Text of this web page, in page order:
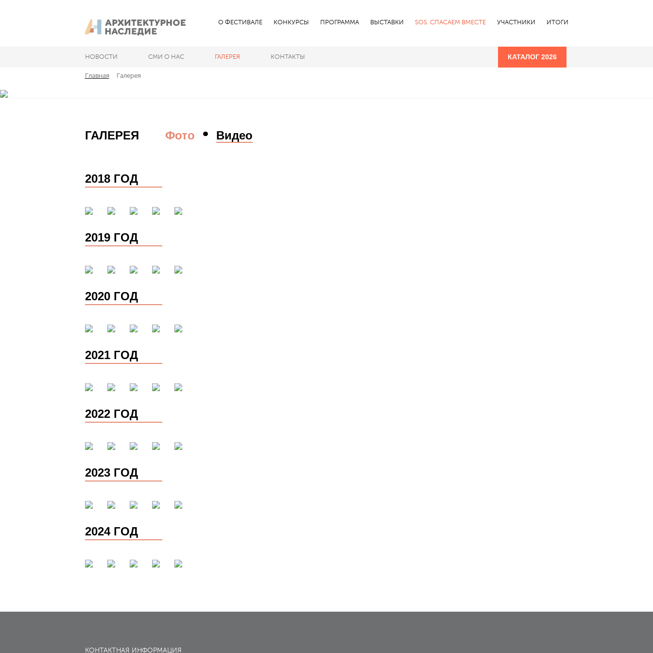
О ФЕСТИВАЛЕ КОНКУРСЫ ПРОГРАММА ВЫСТАВКИ SOS. СПАСАЕМ ВМЕСТЕ УЧАСТНИКИ ИТОГИ
НОВОСТИ СМИ О НАС ГАЛЕРЕЯ КОНТАКТЫ КАТАЛОГ 2026
Главная Галерея
ГАЛЕРЕЯ Фото Видео
2018 ГОД
2019 ГОД
2020 ГОД
2021 ГОД
2022 ГОД
2023 ГОД
2024 ГОД
КОНТАКТНАЯ ИНФОРМАЦИЯ